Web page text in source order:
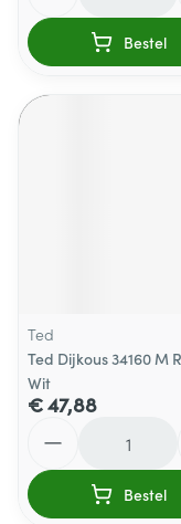
Bestel
Ted
Ted Dijkous 34160 M
Wit
€ 47,88
Bestel